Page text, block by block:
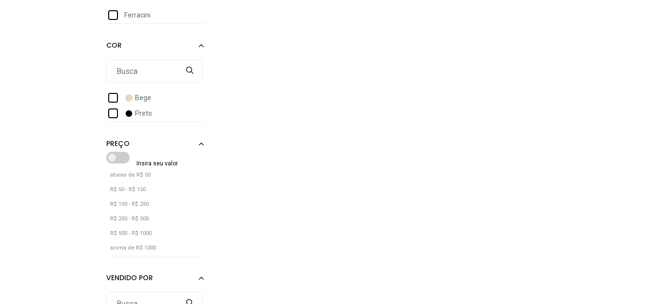
Ferracini
Bege
Preto
abaixo de R$ 50
R$ 50 - R$ 150
R$ 150 - R$ 250
R$ 250 - R$ 500
R$ 500 - R$ 1000
acima de R$ 1000